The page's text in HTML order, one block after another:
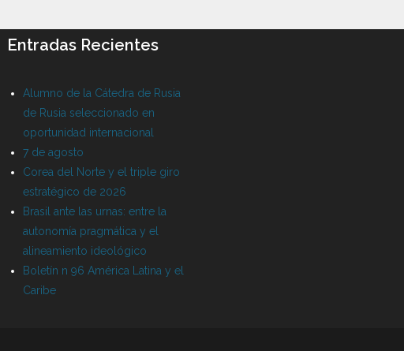
Entradas Recientes
Alumno de la Cátedra de Rusia
de Rusia seleccionado en
oportunidad internacional
7 de agosto
Corea del Norte y el triple giro
estratégico de 2026
Brasil ante las urnas: entre la
autonomía pragmática y el
alineamiento ideológico
Boletín n 96 América Latina y el
Caribe